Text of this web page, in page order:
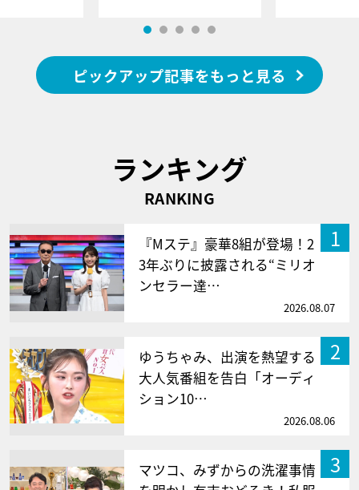
ピックアップ記事をもっと見る
ランキング
RANKING
1
『Mステ』豪華8組が登場！2
3年ぶりに披露される“ミリオ
ンセラー達…
2026.08.07
2
ゆうちゃみ、出演を熱望する
大人気番組を告白「オーディ
ション10…
2026.08.06
3
マツコ、みずからの洗濯事情